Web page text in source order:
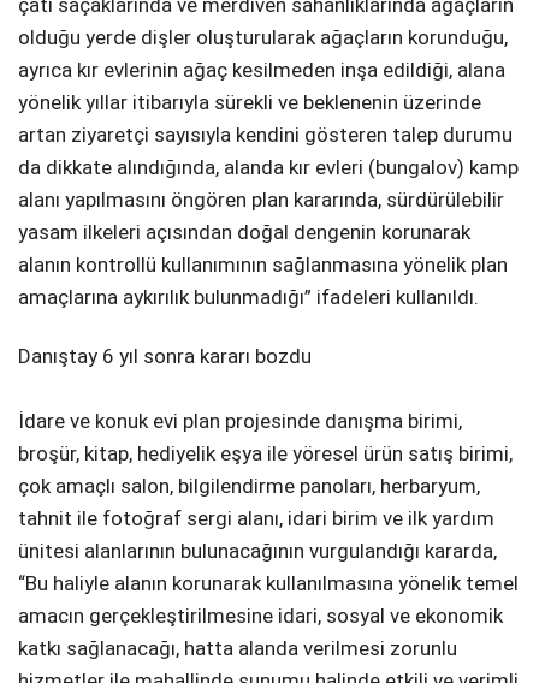
çatı saçaklarında ve merdiven sahanlıklarında ağaçların
olduğu yerde dişler oluşturularak ağaçların korunduğu,
ayrıca kır evlerinin ağaç kesilmeden inşa edildiği, alana
yönelik yıllar itibarıyla sürekli ve beklenenin üzerinde
artan ziyaretçi sayısıyla kendini gösteren talep durumu
da dikkate alındığında, alanda kır evleri (bungalov) kamp
alanı yapılmasını öngören plan kararında, sürdürülebilir
yasam ilkeleri açısından doğal dengenin korunarak
alanın kontrollü kullanımının sağlanmasına yönelik plan
amaçlarına aykırılık bulunmadığı” ifadeleri kullanıldı.
Danıştay 6 yıl sonra kararı bozdu
İdare ve konuk evi plan projesinde danışma birimi,
broşür, kitap, hediyelik eşya ile yöresel ürün satış birimi,
çok amaçlı salon, bilgilendirme panoları, herbaryum,
tahnit ile fotoğraf sergi alanı, idari birim ve ilk yardım
ünitesi alanlarının bulunacağının vurgulandığı kararda,
“Bu haliyle alanın korunarak kullanılmasına yönelik temel
amacın gerçekleştirilmesine idari, sosyal ve ekonomik
katkı sağlanacağı, hatta alanda verilmesi zorunlu